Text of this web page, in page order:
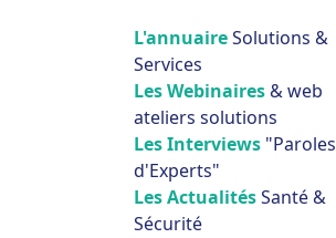
L'annuaireSolutions &
Services
Les Webinaires& web
ateliers solutions
Les Interviews "Paroles
d'Experts"
Les ActualitésSanté &
Sécurité